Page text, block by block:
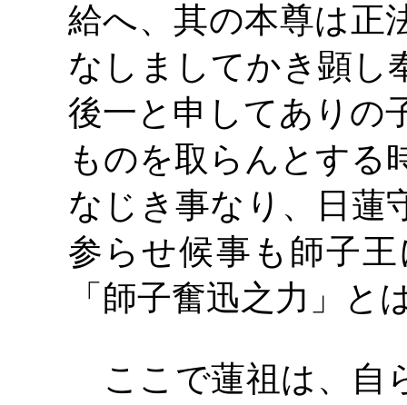
給へ、其の本尊は正
なしましてかき顕し
後一と申してありの
ものを取らんとする
なじき事なり、日蓮
参らせ候事も師子
「師子奮迅之力」と
ここで蓮祖は、自